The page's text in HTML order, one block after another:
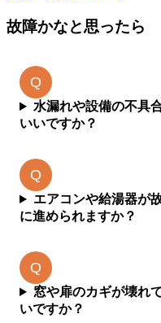
故障かなと思ったら
水漏れや設備の不具
いいですか？
エアコンや給湯器が
に進められますか？
窓や扉のカギが壊れ
いですか？